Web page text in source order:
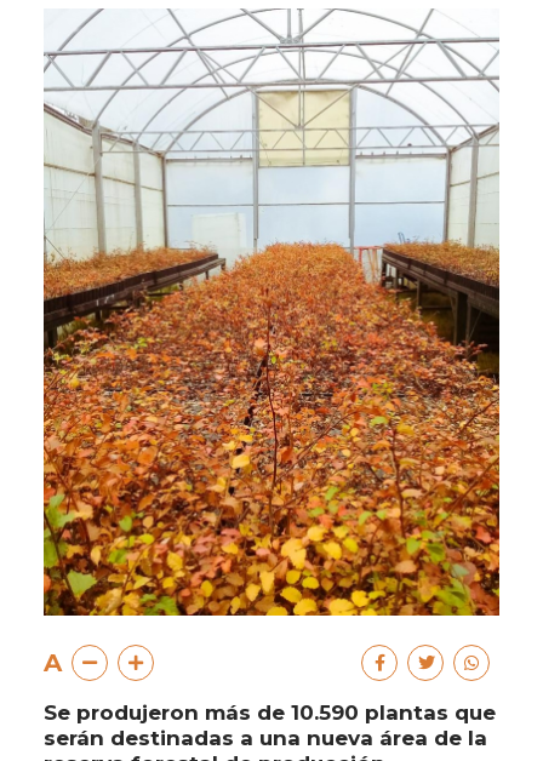
A
Se produjeron más de 10.590 plantas que
serán destinadas a una nueva área de la